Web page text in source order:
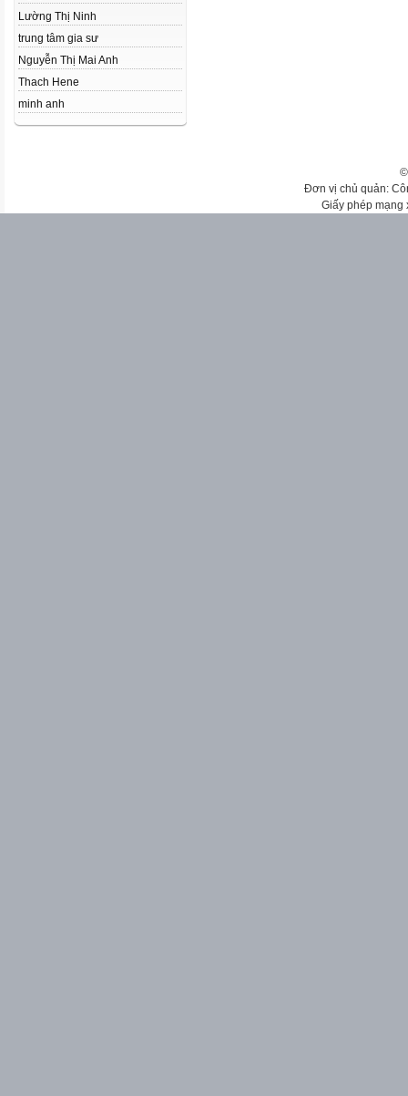
Lường Thị Ninh
trung tâm gia sư
Nguyễn Thị Mai Anh
Thach Hene
minh anh
Đơn vị chủ quản:
Giấy phép mạng